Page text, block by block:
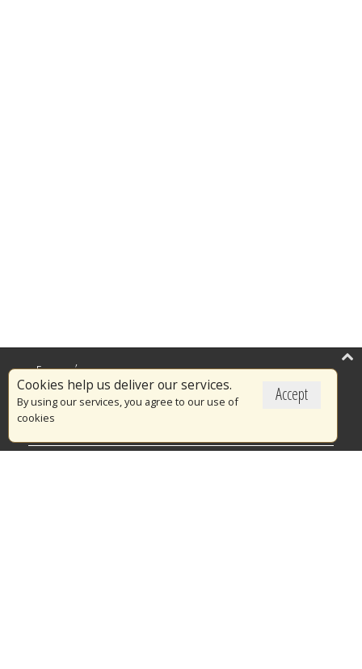
Accept
Cookies help us deliver our services.
By using our services, you agree to our use of
cookies
Επικαιρότητα
Το Πυροσβεστικό Σώμα